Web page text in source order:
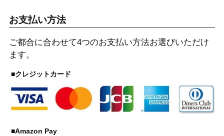
お支払い方法
ご都合に合わせて4つのお支払い方法お選びいただけ
ます。
■クレジットカード
■Amazon Pay